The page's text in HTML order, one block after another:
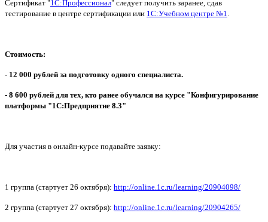
Сертификат "1С:Профессионал" следует получить заранее, сдав
тестирование в центре сертификации или 1С:Учебном центре №1
Стоимость:
- 12 000 рублей за подготовку одного специалиста.
- 8 600 рублей для тех, кто ранее обучался на курсе "Конфигурирование
платформы "1С:Предприятие 8.3"
Для участия в онлайн-курсе подавайте заявку:
1 группа (стартует 26 октября): http://online.1c .ru/learning/20904098/
2 группа (стартует 27 октября): http://online.1c .ru/learning/20904265/